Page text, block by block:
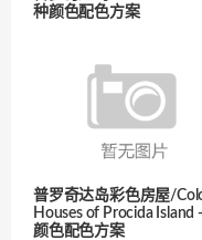
种颜色配色方案
普罗奇达岛彩色房屋/
Houses of Procida Island
颜色配色方案